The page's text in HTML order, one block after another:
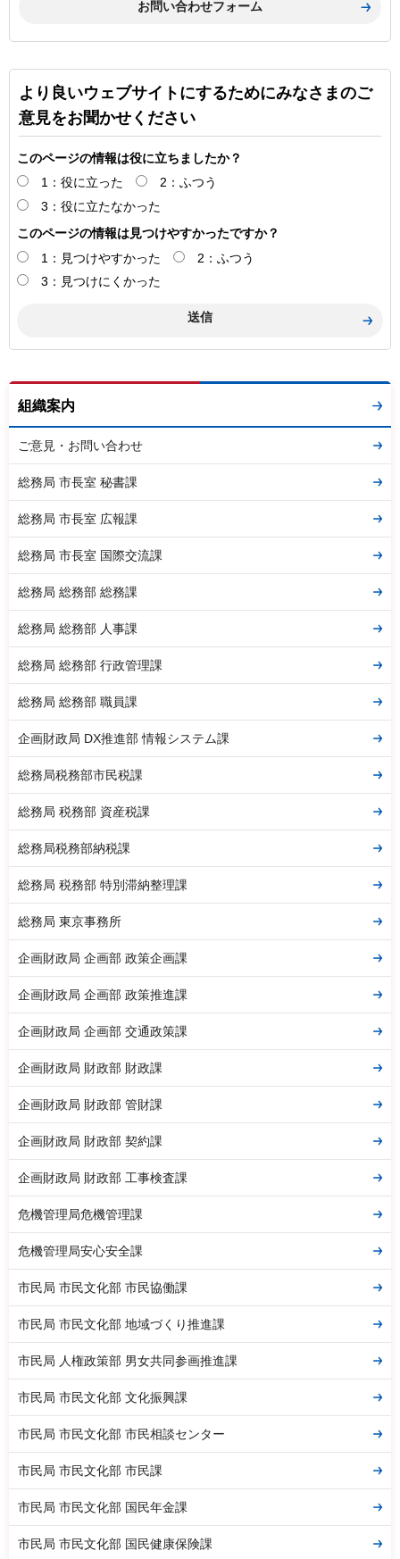
より良いウェブサイトにするためにみなさまのご
意見をお聞かせください
このページの情報は役に立ちましたか？
1：役に立った
2：ふつう
3：役に立たなかった
このページの情報は見つけやすかったですか？
1：見つけやすかった
2：ふつう
3：見つけにくかった
組織案内
ご意見・お問い合わせ
総務局 市長室 秘書課
総務局 市長室 広報課
総務局 市長室 国際交流課
総務局 総務部 総務課
総務局 総務部 人事課
総務局 総務部 行政管理課
総務局 総務部 職員課
企画財政局 DX推進部 情報システム課
総務局税務部市民税課
総務局 税務部 資産税課
総務局税務部納税課
総務局 税務部 特別滞納整理課
総務局 東京事務所
企画財政局 企画部 政策企画課
企画財政局 企画部 政策推進課
企画財政局 企画部 交通政策課
企画財政局 財政部 財政課
企画財政局 財政部 管財課
企画財政局 財政部 契約課
企画財政局 財政部 工事検査課
危機管理局危機管理課
危機管理局安心安全課
市民局 市民文化部 市民協働課
市民局 市民文化部 地域づくり推進課
市民局 人権政策部 男女共同参画推進課
市民局 市民文化部 文化振興課
市民局 市民文化部 市民相談センター
市民局 市民文化部 市民課
市民局 市民文化部 国民年金課
市民局 市民文化部 国民健康保険課